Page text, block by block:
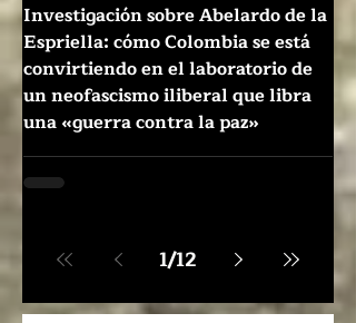
Investigación sobre Abelardo de la
Espriella: cómo Colombia se está
convirtiendo en el laboratorio de
un neofascismo iliberal que libra
una «guerra contra la paz»
1/12